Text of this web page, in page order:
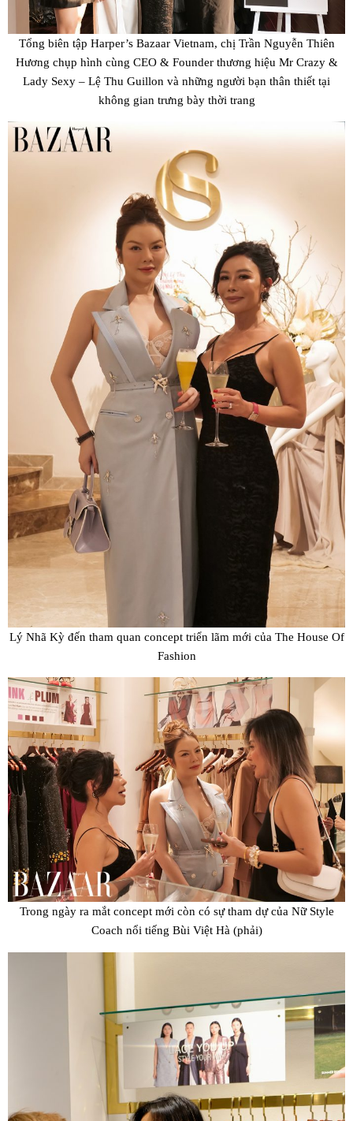
Tổng biên tập Harper’s Bazaar Vietnam, chị Trần Nguyễn Thiên
Hương chụp hình cùng CEO & Founder thương hiệu Mr Crazy &
Lady Sexy – Lệ Thu Guillon và những người bạn thân thiết tại
không gian trưng bày thời trang
Lý Nhã Kỳ đến tham quan concept triển lãm mới của The House Of
Fashion
Trong ngày ra mắt concept mới còn có sự tham dự của Nữ Style
Coach nổi tiếng Bùi Việt Hà (phải)